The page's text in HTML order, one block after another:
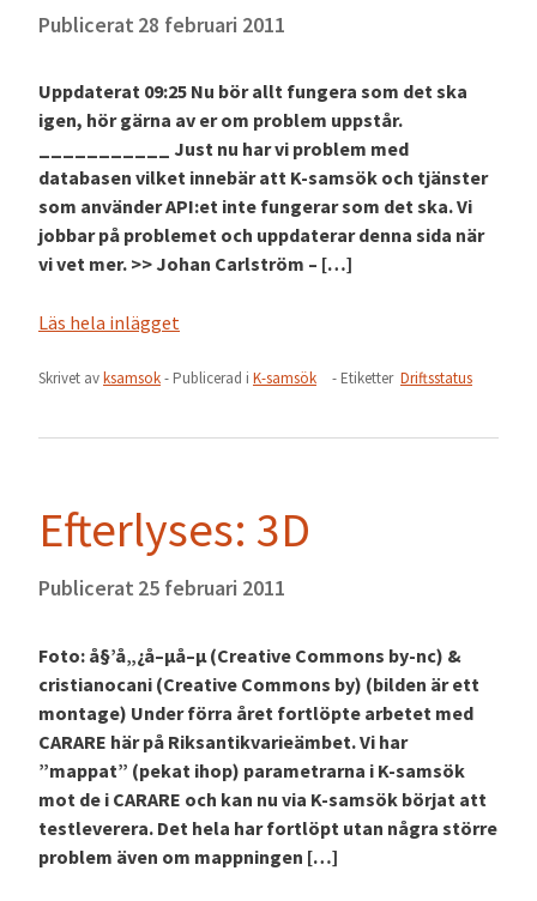
Publicerat 28 februari 2011
Uppdaterat 09:25 Nu bör allt fungera som det ska
igen, hör gärna av er om problem uppstår.
___________ Just nu har vi problem med
databasen vilket innebär att K-samsök och tjänster
som använder API:et inte fungerar som det ska. Vi
jobbar på problemet och uppdaterar denna sida när
vi vet mer. >> Johan Carlström – […]
Läs hela inlägget
Skrivet avksamsok- Publicerad i K-samsök - Etiketter Driftsstatus
Efterlyses: 3D
Publicerat 25 februari 2011
Foto: å§’å„¿å–µå–µ (Creative Commons by-nc) &
cristianocani (Creative Commons by) (bilden är ett
montage) Under förra året fortlöpte arbetet med
CARARE här på Riksantikvarieämbet. Vi har
”mappat” (pekat ihop) parametrarna i K-samsök
mot de i CARARE och kan nu via K-samsök börjat att
testleverera. Det hela har fortlöpt utan några större
problem även om mappningen […]